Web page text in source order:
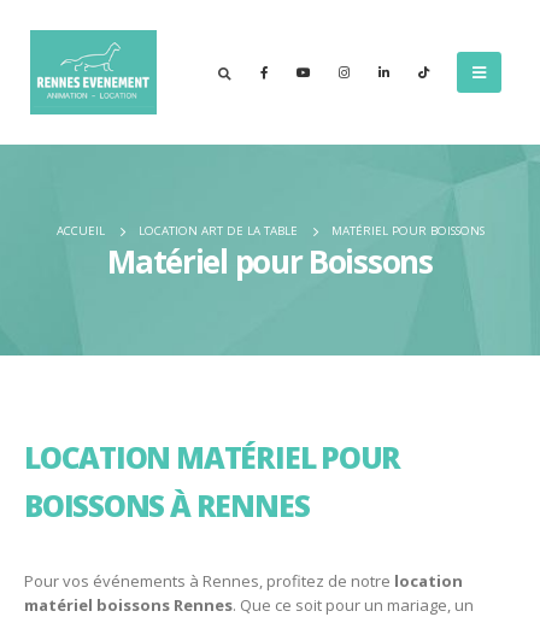
ACCUEIL LOCATION ART DE LA TABLE MATÉRIEL POUR BOISSONS
Matériel pour Boissons
LOCATION MATÉRIEL POUR
BOISSONS À RENNES
Pour vos événements à Rennes, profitez de notre location
matériel boissons Rennes. Que ce soit pour un mariage, un